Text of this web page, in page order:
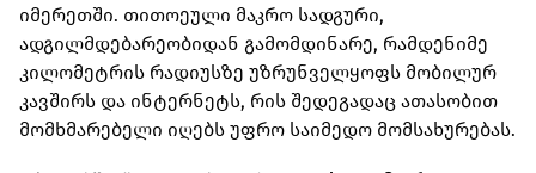
იმერეთში. თითოეული მაკრო სადგური,
ადგილმდებარეობიდან გამომდინარე, რამდენიმე
კილომეტრის რადიუსზე უზრუნველყოფს მობილურ
კავშირს და ინტერნეტს, რის შედეგადაც ათასობით
მომხმარებელი იღებს უფრო საიმედო მომსახურებას.